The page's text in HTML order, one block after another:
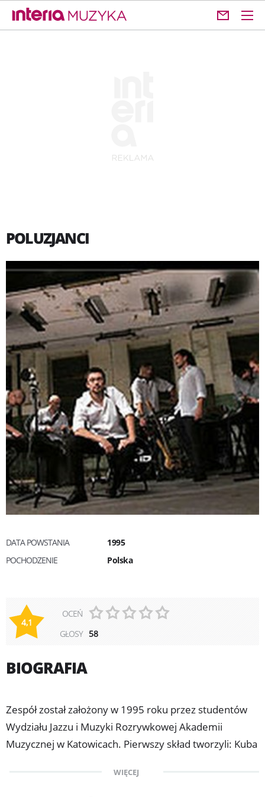
POLUZJANCI
DATA POWSTANIA
1995
POCHODZENIE
Polska
4,1
OCEŃ
GŁOSY 58
BIOGRAFIA
Zespół został założony w 1995 roku przez studentów
Wydziału Jazzu i Muzyki Rozrywkowej Akademii
Muzycznej w Katowicach. Pierwszy skład tworzyli: Kuba
(bas), Robert Luty (bębny) i Tomek Szymuś (klawisze).
WIĘCEJ